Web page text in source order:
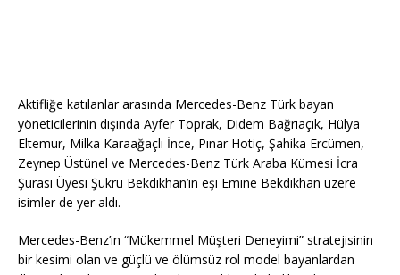
Aktifliğe katılanlar arasında Mercedes-Benz Türk bayan
yöneticilerinin dışında Ayfer Toprak, Didem Bağrıaçık, Hülya
Eltemur, Milka Karaağaçlı İnce, Pınar Hotiç, Şahika Ercümen,
Zeynep Üstünel ve Mercedes-Benz Türk Araba Kümesi İcra
Şurası Üyesi Şükrü Bekdikhan’ın eşi Emine Bekdikhan üzere
isimler de yer aldı.
​Mercedes-Benz’in “Mükemmel Müşteri Deneyimi” stratejisinin
bir kesimi olan ve güçlü ve ölümsüz rol model bayanlardan